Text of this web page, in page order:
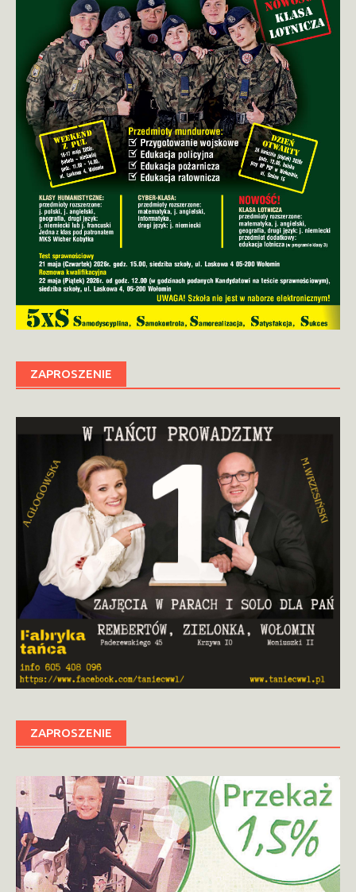
ZAPROSZENIE
ZAPROSZENIE